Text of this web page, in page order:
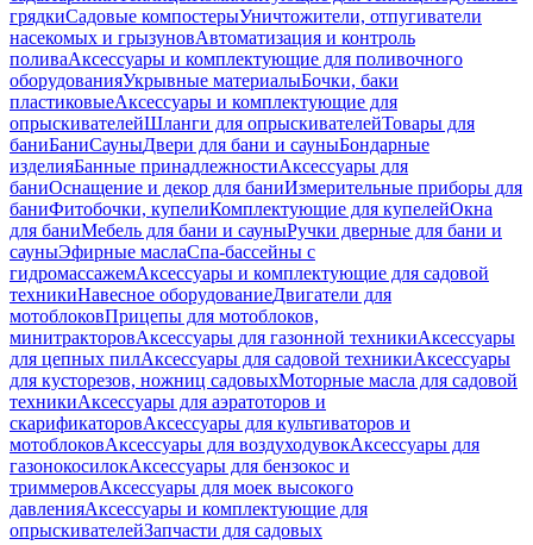
грядкиСадовые компостерыУничтожители, отпугиватели
насекомых и грызуновАвтоматизация и контроль
поливаАксессуары и комплектующие для поливочного
оборудованияУкрывные материалыБочки, баки
пластиковыеАксессуары и комплектующие для
опрыскивателейШланги для опрыскивателейТовары для
баниБаниСауныДвери для бани и сауныБондарные
изделияБанные принадлежностиАксессуары для
баниОснащение и декор для баниИзмерительные приборы для
баниФитобочки, купелиКомплектующие для купелейОкна
для баниМебель для бани и сауныРучки дверные для бани и
сауныЭфирные маслаСпа-бассейны с
гидромассажемАксессуары и комплектующие для садовой
техникиНавесное оборудованиеДвигатели для
мотоблоковПрицепы для мотоблоков,
минитракторовАксессуары для газонной техникиАксессуары
для цепных пилАксессуары для садовой техникиАксессуары
для кусторезов, ножниц садовыхМоторные масла для садовой
техникиАксессуары для аэратоторов и
скарификаторовАксессуары для культиваторов и
мотоблоковАксессуары для воздуходувокАксессуары для
газонокосилокАксессуары для бензокос и
триммеровАксессуары для моек высокого
давленияАксессуары и комплектующие для
опрыскивателейЗапчасти для садовых